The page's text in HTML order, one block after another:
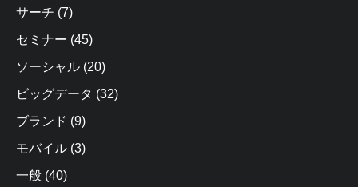
サーチ (7)
セミナー (45)
ソーシャル (20)
ビッグデータ (32)
ブランド (9)
モバイル (3)
一般 (40)